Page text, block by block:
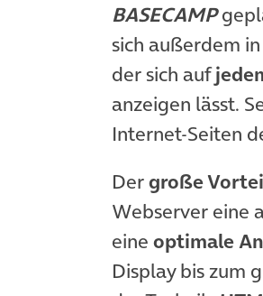
BASECAMP
sich außerdem
der sich auf
anzeigen lässt.
Internet-Seiten
Dergroße
Webserver eine
eine optimale
Display bis zum